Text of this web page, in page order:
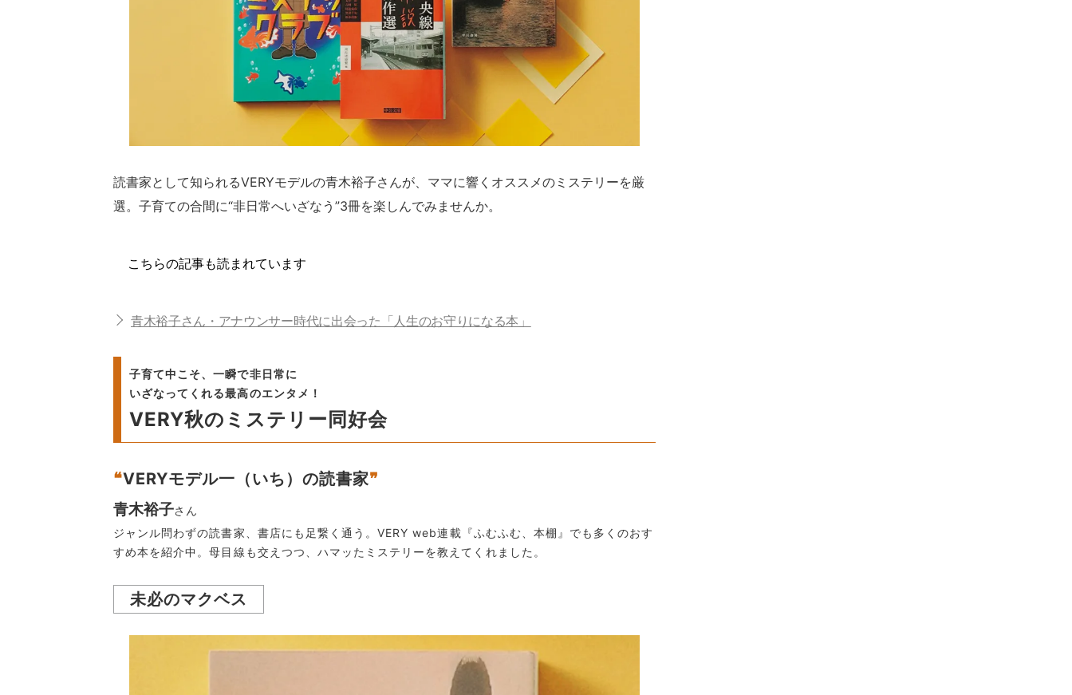
読書家として知られるVERYモデルの青木裕子さんが、ママに響くオススメのミステリーを厳
選。子育ての合間に“非日常へいざなう”3冊を楽しんでみませんか。
こちらの記事も読まれています
青木裕子さん・アナウンサー時代に出会った「人生のお守りになる本」
子育て中こそ、一瞬で非日常に
いざなってくれる最高のエンタメ！
VERY秋のミステリー同好会
❝VERYモデル一（いち）の読書家❞
青木裕子さん
ジャンル問わずの読書家、書店にも足繋く通う。VERY web連載『ふむふむ、本棚』でも多くのおす
すめ本を紹介中。母目線も交えつつ、ハマッたミステリーを教えてくれました。
未必のマクベス